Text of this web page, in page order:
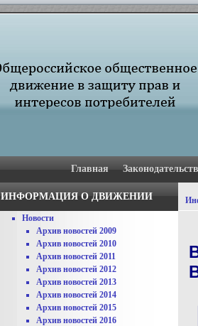
Главная
ИНФОРМАЦИЯ О ДВИЖЕНИИ
Новости
Архив новостей 2009
Архив новостей 2010
Архив новостей 2011
Архив новостей 2012
Архив новостей 2013
Архив новостей 2014
Архив новостей 2015
Архив новостей 2016